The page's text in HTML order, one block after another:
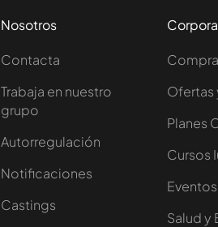
Nosotros
Contacta
Trabaja en nuestro
grupo
Autorregulación
Notificaciones
Castings
Ofertas
Planes
Cursos
Salud y